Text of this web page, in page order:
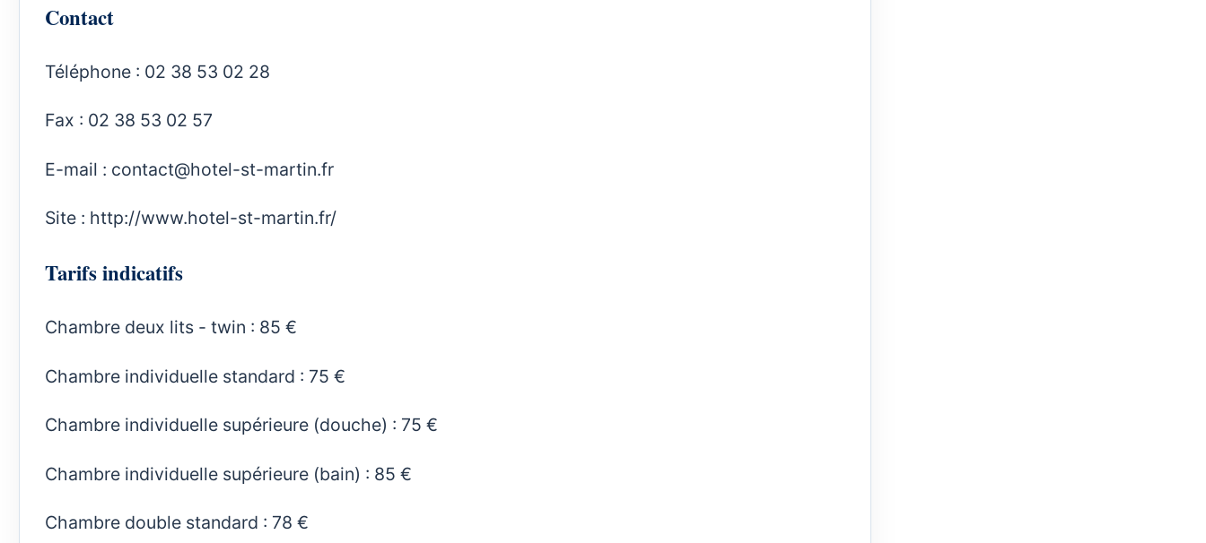
Contact
Téléphone : 02 38 53 02 28
Fax : 02 38 53 02 57
E-mail : contact@hotel-st-martin.fr
Site : http://www.hotel-st-martin.fr/
Tarifs indicatifs
Chambre deux lits - twin : 85 €
Chambre individuelle standard : 75 €
Chambre individuelle supérieure (douche) : 75 €
Chambre individuelle supérieure (bain) : 85 €
Chambre double standard : 78 €